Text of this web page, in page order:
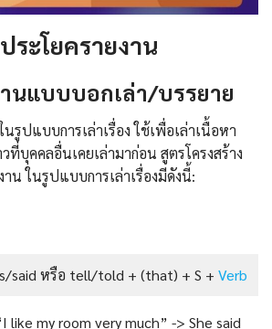
ระโยครายงาน
นแบบบอกเล่า/บรรยาย
รูปแบบการเล่าเรื่อง ใช้เพื่อเล่าเนื้อหา
ที่บุคคลอื่นเคยเล่ามาก่อน สูตรโครงสร้าง
าน ในรูปแบบการเล่าเรื่องมีดังนี้:
said หรือ tell/told + (that) + S + Verb
like my room very much” -> She said